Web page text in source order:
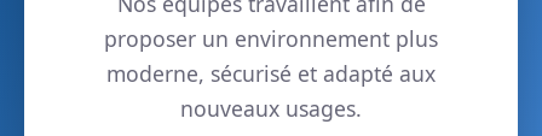
proposer un environnement plus
moderne, sécurisé et adapté aux
nouveaux usages.